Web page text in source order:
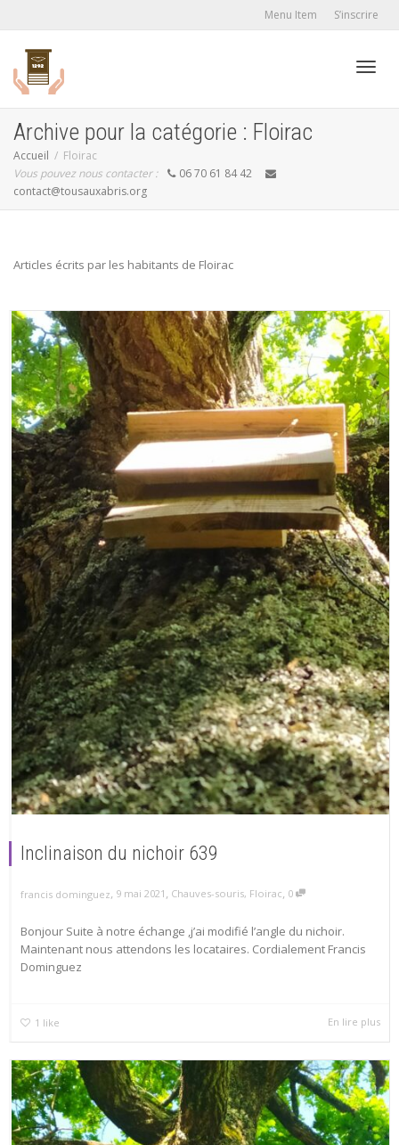
Menu Item S’inscrire
Archive pour la catégorie : Floirac
Accueil
Floirac
Vous pouvez nous contacter :
06 70 61 84 42
contact@tousauxabris.org
Articles écrits par les habitants de Floirac
Inclinaison du nichoir 639
francis dominguez, 9 mai 2021 , Chauves-souris, Floirac, 0
Bonjour Suite à notre échange ,j’ai modifié l’angle du nichoir.
Maintenant nous attendons les locataires. Cordialement Francis
Dominguez
1 like En lire plus